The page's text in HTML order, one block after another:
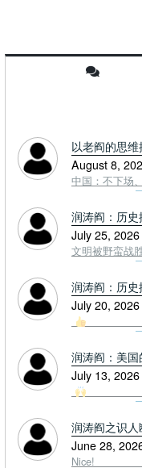
以老阎的思
August 8,
中国：不下场
润涛阎：历
July 25,
文明被野蛮战
润涛阎：历
July 20,
润涛阎：美
July 13,
润涛阎之识
June 28,
Nice!